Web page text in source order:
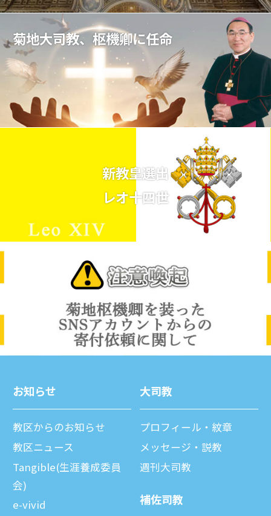
菊地大司教、枢機卿に任命
新教皇選出
レオ十四世
お知らせ
教区からのお知らせ
教区ニュース
Tangible(生涯養成委員
会)
e-vivid
⼤司教
プロフィール・紋章
メッセージ・説教
週刊⼤司教
補佐司教